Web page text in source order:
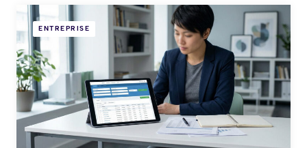
ENTREPRISE